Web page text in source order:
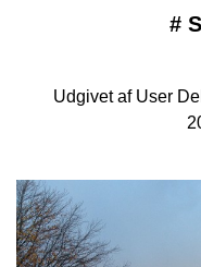
#
Udgivet af User